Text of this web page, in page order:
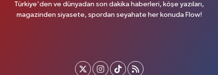
Türkiye'den ve dünyadan son dakika haberleri, köşe yazıları,
magazinden siyasete, spordan seyahate her konuda Flow!